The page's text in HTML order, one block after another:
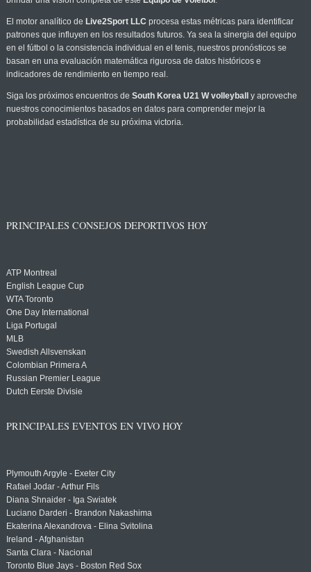
El motor analítico de Live2Sport LLC procesa estas métricas para identificar
patrones que influyen en los resultados futuros. Ya sea la sinergia del equipo
en el fútbol o la consistencia individual en el tenis, nuestros pronósticos se
basan en una evaluación matemática rigurosa de datos históricos e
indicadores de rendimiento en tiempo real.
Siga los próximos encuentros de South Korea U21 W volleyball
y aproveche
nuestros conocimientos basados en datos para comprender mejor la
probabilidad estadística de su próxima victoria.
PRINCIPALES CONSEJOS DEPORTIVOS HOY
ATP Montreal
English League Cup
WTA Toronto
One Day International
Liga Portugal
MLB
Swedish Allsvenskan
Colombian Primera A
Russian Premier League
Dutch Eerste Divisie
PRINCIPALES EVENTOS EN VIVO HOY
Plymouth Argyle - Exeter City
Rafael Jodar - Arthur Fils
Diana Shnaider - Iga Swiatek
Luciano Darderi - Brandon Nakashima
Ekaterina Alexandrova - Elina Svitolina
Ireland - Afghanistan
Santa Clara - Nacional
Toronto Blue Jays - Boston Red Sox